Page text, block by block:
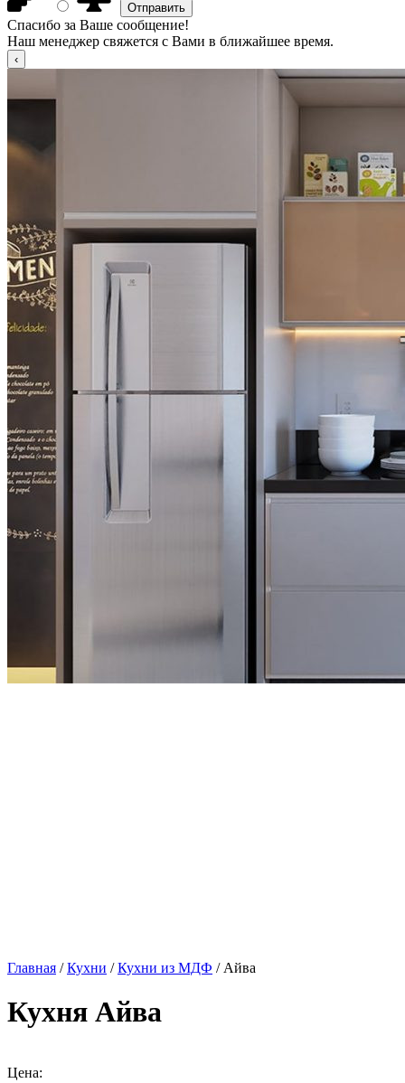
Спасибо за Ваше сообщение!
Наш менеджер свяжется с Вами в ближайшее время.
Главная /Кухни /Кухни из МДФ / Айва
Кухня Айва
Цена: